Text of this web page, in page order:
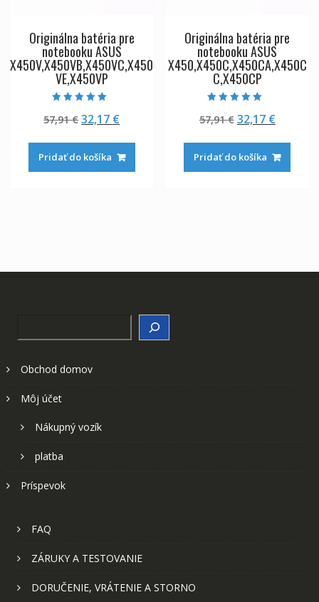
Originálna batéria pre
notebooku ASUS
X450V,X450VB,X450VC,X450
VE,X450VP
5.00
z 5
57,91€Pôvodná
bola:
57,91 €.
32,17 €Aktuálna
je:
32,17 €.
Pridať do košíka
Originálna batéria pre
notebooku ASUS
X450,X450C,X450CA,X450C
C,X450CP
5.00
z 5
57,91€ Pôvodná
bola:
57,91 €.
32,17 €
je:
32,17 €.
Pridať do košíka
Obchod domov
Môj účet
Nákupný vozík
platba
Príspevok
FAQ
ZÁRUKY A TESTOVANIE
DORUČENIE, VRÁTENIE A STORNO